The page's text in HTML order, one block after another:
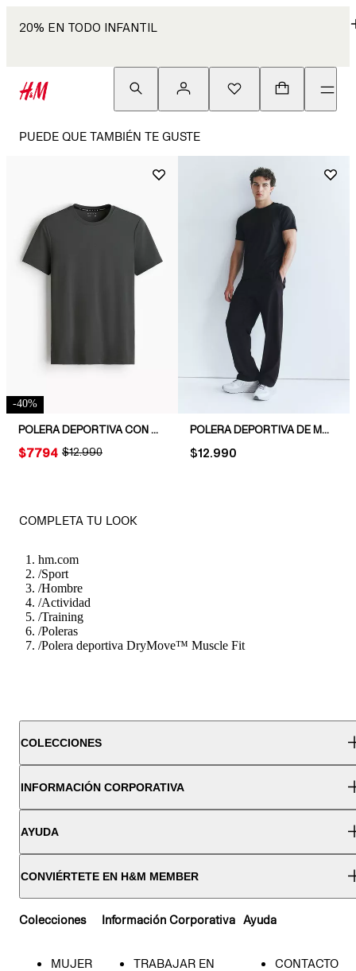
20% EN TODO INFANTIL
PUEDE QUE TAMBIÉN TE GUSTE
-40%
POLERA DEPORTIVA CON DRYMOVE™ MUSCLE FIT
ORIGINAL PRICE:
$12.990
PRICE:
$7794
POLERA DEPORTIVA DE MALLA CON DRYMOVE™
PRICE:
$12.990
COMPLETA TU LOOK
hm.com
/Sport
/Hombre
/Actividad
/Training
/Poleras
/Polera deportiva DryMove™ Muscle Fit
COLECCIONES
INFORMACIÓN CORPORATIVA
AYUDA
CONVIÉRTETE EN H&M MEMBER
Colecciones
MUJER
Información Corporativa
TRABAJAR EN
Ayuda
CONTACTO